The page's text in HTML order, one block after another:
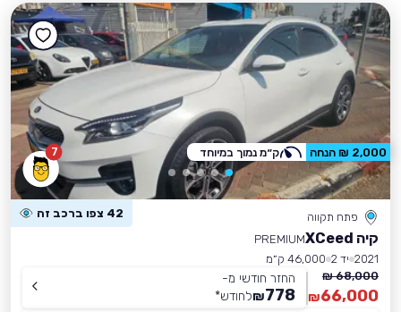
7
פתח תקווה 42 צפו ברכב זה
קיה XCeed
PREMIUM
2021 יד 2
46,000 ק״מ
68,000 ₪
66,000
₪
החזר חודשי מ-
778
₪לחודש*
2,000 ₪ הנחה ק״מ נמוך במיוחד